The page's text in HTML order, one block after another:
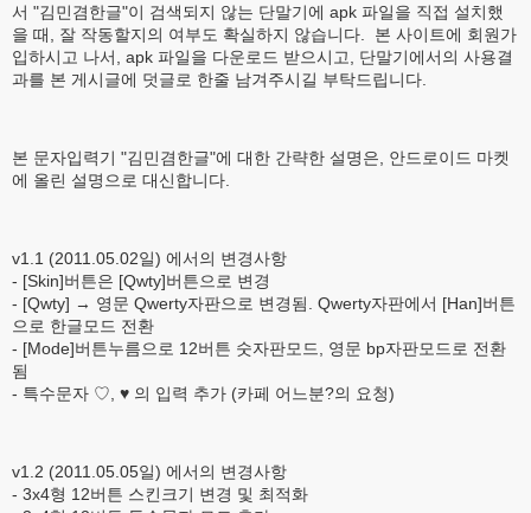
서 "김민겸한글"이 검색되지 않는 단말기에 apk 파일을 직접 설치했
을 때, 잘 작동할지의 여부도 확실하지 않습니다. 본 사이트에 회원가
입하시고 나서, apk 파일을 다운로드 받으시고, 단말기에서의 사용결
과를 본 게시글에 덧글로 한줄 남겨주시길 부탁드립니다.
본 문자입력기 "김민겸한글"에 대한 간략한 설명은, 안드로이드 마켓
에 올린 설명으로 대신합니다.
v1.1 (2011.05.02일) 에서의 변경사항
- [Skin]버튼은 [Qwty]버튼으로 변경
- [Qwty] → 영문 Qwerty자판으로 변경됨. Qwerty자판에서 [Han]버튼
으로 한글모드 전환
- [Mode]버튼누름으로 12버튼 숫자판모드, 영문 bp자판모드로 전환
됨
- 특수문자 ♡, ♥ 의 입력 추가 (카페 어느분?의 요청)
v1.2 (2011.05.05일) 에서의 변경사항
- 3x4형 12버튼 스킨크기 변경 및 최적화